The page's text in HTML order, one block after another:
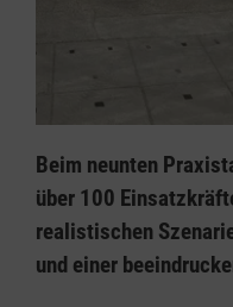
Beim neunten
über 100
realistischen
und einer